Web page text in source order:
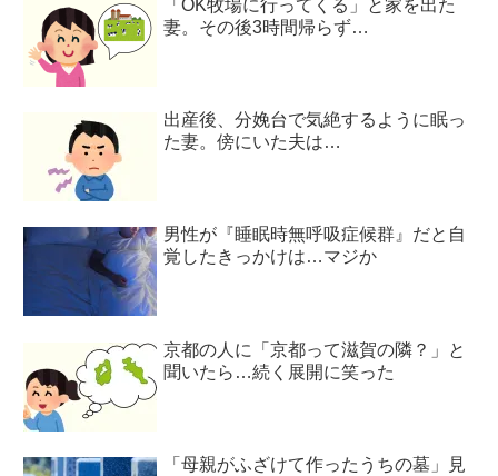
「OK牧場に行ってくる」と家を出た
妻。その後3時間帰らず…
出産後、分娩台で気絶するように眠っ
た妻。傍にいた夫は…
男性が『睡眠時無呼吸症候群』だと自
覚したきっかけは…マジか
京都の人に「京都って滋賀の隣？」と
聞いたら…続く展開に笑った
「母親がふざけて作ったうちの墓」見